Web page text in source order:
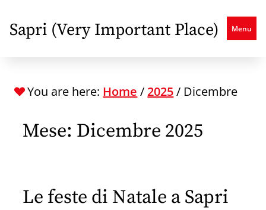
to
main
Sapri (Very Important Place) Menu
You are here: Home /2025/ Dicembre
Mese: Dicembre 2025
Le feste di Natale a Sapri